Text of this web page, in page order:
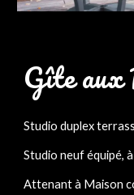
Gîte aux
Studio duplex
Studio neuf équipé,
Attenant à Maison